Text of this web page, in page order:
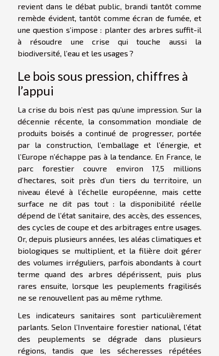
revient dans le débat public, brandi tantôt comme
remède évident, tantôt comme écran de fumée, et
une question s’impose : planter des arbres suffit-il
à résoudre une crise qui touche aussi la
biodiversité, l’eau et les usages ?
Le bois sous pression, chiffres à
l’appui
La crise du bois n’est pas qu’une impression. Sur la
décennie récente, la consommation mondiale de
produits boisés a continué de progresser, portée
par la construction, l’emballage et l’énergie, et
l’Europe n’échappe pas à la tendance. En France, le
parc forestier couvre environ 17,5 millions
d’hectares, soit près d’un tiers du territoire, un
niveau élevé à l’échelle européenne, mais cette
surface ne dit pas tout : la disponibilité réelle
dépend de l’état sanitaire, des accès, des essences,
des cycles de coupe et des arbitrages entre usages.
Or, depuis plusieurs années, les aléas climatiques et
biologiques se multiplient, et la filière doit gérer
des volumes irréguliers, parfois abondants à court
terme quand des arbres dépérissent, puis plus
rares ensuite, lorsque les peuplements fragilisés
ne se renouvellent pas au même rythme.
Les indicateurs sanitaires sont particulièrement
parlants. Selon l’Inventaire forestier national, l’état
des peuplements se dégrade dans plusieurs
régions, tandis que les sécheresses répétées